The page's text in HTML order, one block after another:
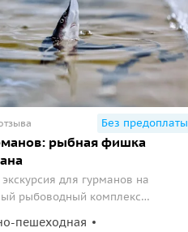
Без предоплаты
рыбная фишка
для гурманов на
рыбоводный комплекс
пешеходная